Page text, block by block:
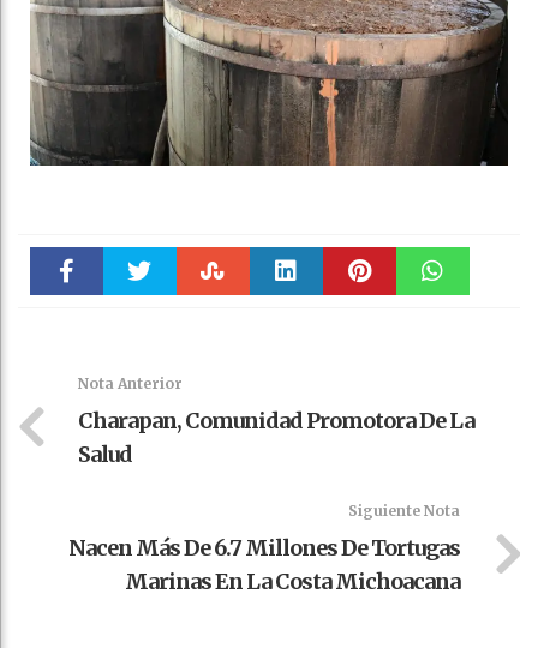
Nota Anterior
Charapan, Comunidad Promotora De La
Salud
Siguiente Nota
Nacen Más De 6.7 Millones De Tortugas
Marinas En La Costa Michoacana